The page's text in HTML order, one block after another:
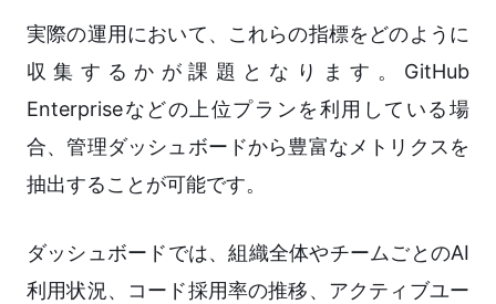
実際の運用において、これらの指標をどのように
収集するかが課題となります。GitHub
Enterpriseなどの上位プランを利用している場
合、管理ダッシュボードから豊富なメトリクスを
抽出することが可能です。
ダッシュボードでは、組織全体やチームごとのAI
利用状況、コード採用率の推移、アクティブユー